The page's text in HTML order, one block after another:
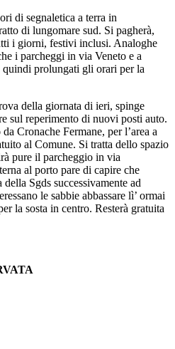
di segnaletica a terra in
di lungomare sud. Si pagherà,
i giorni, festivi inclusi. Analoghe
i parcheggi in via Veneto e a
prolungati gli orari per la
della giornata di ieri, spinge
sul reperimento di nuovi posti auto.
Cronache Fermane, per l’area a
al Comune. Si tratta dello spazio
pure il parcheggio in via
al porto pare di capire che
Sgds successivamente ad
le sabbie abbassare lì’ ormai
la sosta in centro. Resterà gratuita